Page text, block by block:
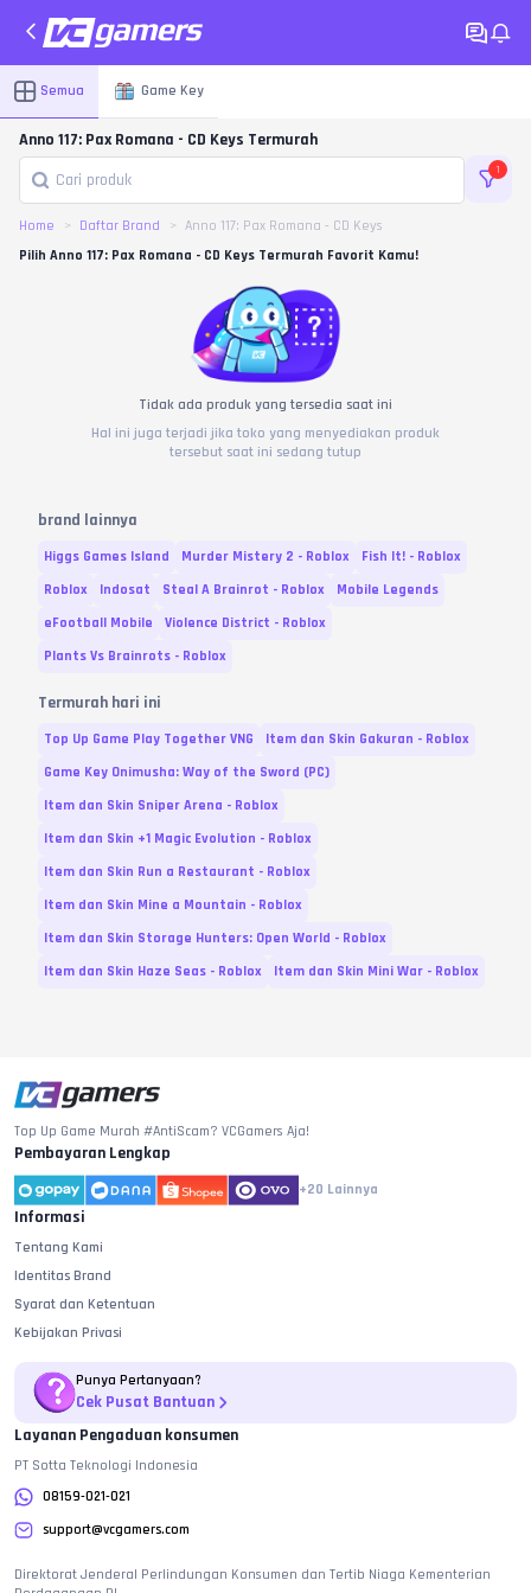
Semua Game Key
Anno 117: Pax Romana - CD Keys Termurah
1
Home Daftar Brand
Anno 117: Pax Romana - CD Keys
Pilih Anno 117: Pax Romana - CD Keys Termurah Favorit Kamu!
Tidak ada produk yang tersedia saat ini
Hal ini juga terjadi jika toko yang menyediakan produk
tersebut saat ini sedang tutup
brand lainnya
Higgs Games Island Murder Mistery 2 - Roblox
Fish It! - Roblox
Roblox
Indosat Steal A Brainrot - Roblox
Mobile Legends
eFootball Mobile
Violence District - Roblox
Plants Vs Brainrots - Roblox
Termurah hari ini
Top Up Game Play Together VNG
Item dan Skin Gakuran - Roblox
Game Key Onimusha: Way of the Sword (PC)
Item dan Skin Sniper Arena - Roblox
Item dan Skin +1 Magic Evolution - Roblox
Item dan Skin Run a Restaurant - Roblox
Item dan Skin Mine a Mountain - Roblox
Item dan Skin Storage Hunters: Open World - Roblox
Item dan Skin Haze Seas - Roblox
Item dan Skin Mini War - Roblox
Top Up Game Murah #AntiScam? VCGamers Aja!
Pembayaran Lengkap
+20 Lainnya
Informasi
Tentang Kami
Identitas Brand
Syarat dan Ketentuan
Kebijakan Privasi
Punya Pertanyaan?
Cek Pusat Bantuan
Layanan Pengaduan konsumen
PT Sotta Teknologi Indonesia
08159-021-021
support@vcgamers.com
Direktorat Jenderal Perlindungan Konsumen dan Tertib Niaga Kementerian